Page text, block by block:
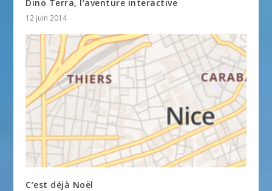
Dino Terra, l’aventure interactive
12 juin 2014
C’est déjà Noël